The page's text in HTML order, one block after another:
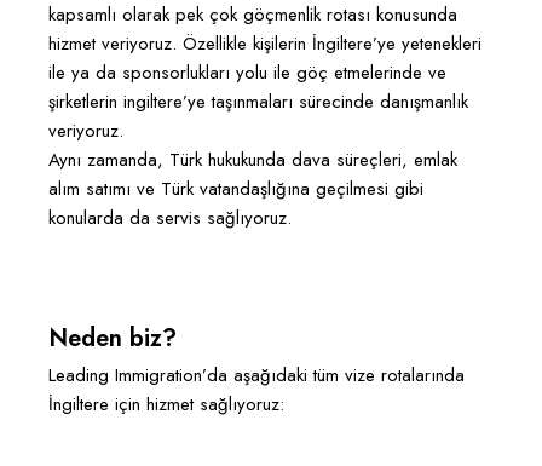
kapsamlı olarak pek çok göçmenlik rotası konusunda
hizmet veriyoruz. Özellikle kişilerin İngiltere’ye yetenekleri
ile ya da sponsorlukları yolu ile göç etmelerinde ve
şirketlerin ingiltere’ye taşınmaları sürecinde danışmanlık
veriyoruz.
Aynı zamanda, Türk hukukunda dava süreçleri, emlak
alım satımı ve Türk vatandaşlığına geçilmesi gibi
konularda da servis sağlıyoruz.
Neden biz?
Leading Immigration’da aşağıdaki tüm vize rotalarında
İngiltere için hizmet sağlıyoruz: